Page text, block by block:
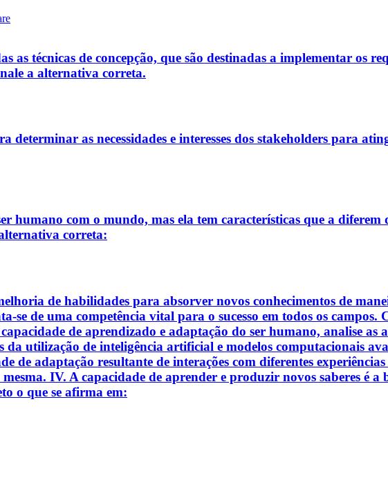
as técnicas de concepção, que são destinadas a implementar os
a alternativa correta.
determinar as necessidades e interesses dos stakeholders para
humano com o mundo, mas ela tem características que a diferem
correta:
de habilidades para absorver novos conhecimentos de
se de uma competência vital para o sucesso em todos os
de aprendizado e adaptação do ser humano, analise
da utilização de inteligência artificial e modelos computacionais
de adaptação resultante de interações com diferentes
IV. A capacidade de aprender e produzir novos saberes é a
o que se afirma em: